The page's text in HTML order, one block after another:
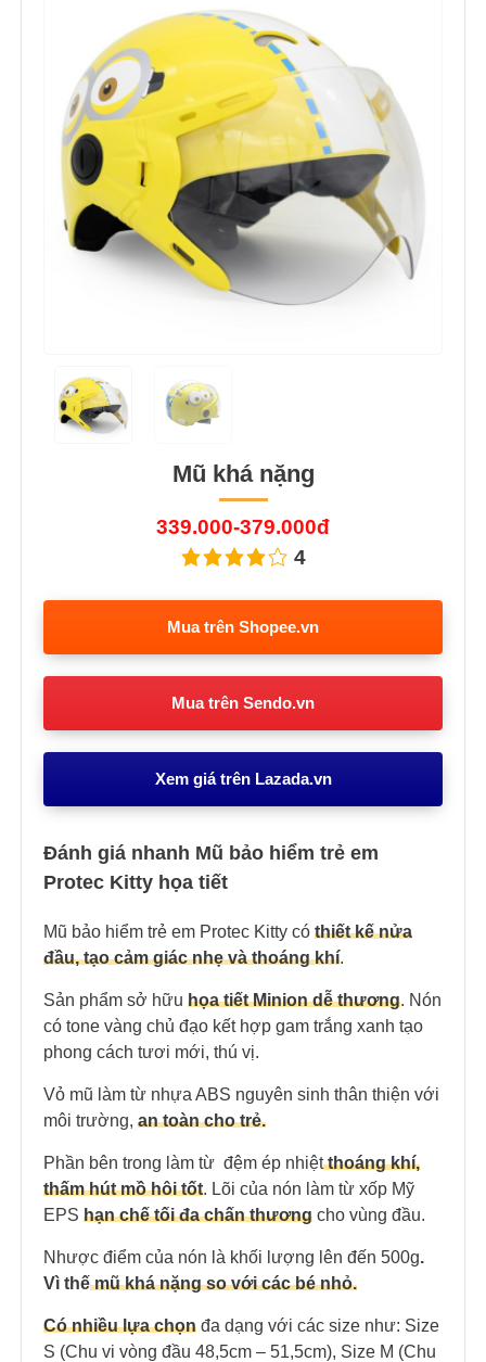
Mũ khá nặng
339.000-379.000đ
4
Mua trên Shopee.vn
Mua trên Sendo.vn
Xem giá trên Lazada.vn
Đánh giá nhanh Mũ bảo hiểm trẻ em
Protec Kitty họa tiết
Mũ bảo hiểm trẻ em Protec Kitty có thiết kế nửa
đầu, tạo cảm giác nhẹ và thoáng khí.
Sản phẩm sở hữu họa tiết Minion dễ thương. Nón
có tone vàng chủ đạo kết hợp gam trắng xanh tạo
phong cách tươi mới, thú vị.
Vỏ mũ làm từ nhựa ABS nguyên sinh thân thiện với
môi trường, an toàn cho trẻ.
Phần bên trong làm từ đệm ép nhiệtthoáng khí,
thấm hút mồ hôi tốt. Lõi của nón làm từ xốp Mỹ
EPS hạn chế tối đa chấn thương cho vùng đầu.
Nhược điểm của nón là khối lượng lên đến 500g.
Vì thếmũ khá nặng so với các bé nhỏ.
Có nhiều lựa chọn đa dạng với các size như: Size
S (Chu vi vòng đầu 48,5cm – 51,5cm), Size M (Chu